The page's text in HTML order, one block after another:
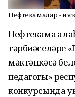
Нефтекамалар - иң
Нефтекама
тәрбиәселәре
мәктәпкәсә
педагогы»
конкурсында